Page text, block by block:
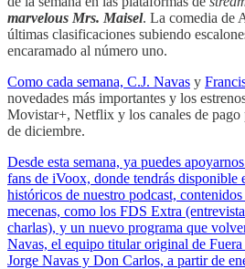
marvelous Mrs. Maisel. La comedia de
últimas clasificaciones subiendo
encaramado al número uno.
Como cada semana, C.J. Navas y
novedades más importantes y los
Movistar+, Netflix y los canales de pago
de diciembre.
Desde esta semana, ya puedes
fans de iVoox, donde tendrás disponible
históricos de nuestro podcast,
mecenas, como los FDS Extra
charlas), y un nuevo programa que
Navas, el equipo titular original de Fuera
Jorge Navas y Don Carlos, a partir de